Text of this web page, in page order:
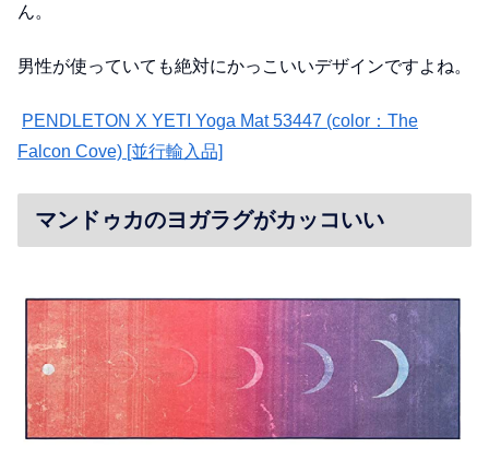
ん。
男性が使っていても絶対にかっこいいデザインですよね。
PENDLETON X YETI Yoga Mat 53447 (color：The
Falcon Cove) [並行輸入品]
マンドゥカのヨガラグがカッコいい